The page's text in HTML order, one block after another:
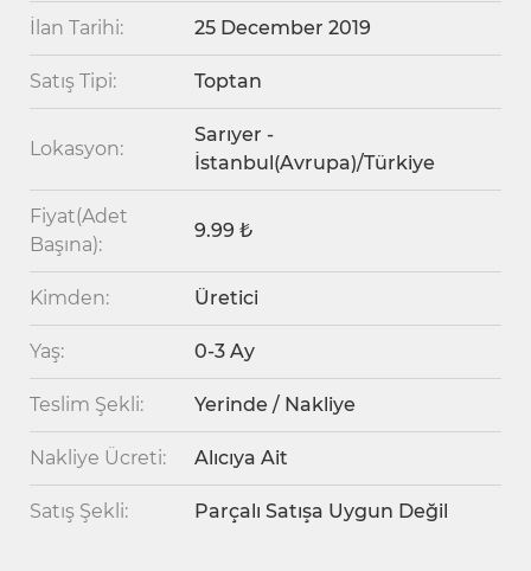
İlan Tarihi: 25 December 2019
Satış Tipi: Toptan
Lokasyon:
Sarıyer -
İstanbul(Avrupa)/Türkiye
Fiyat(Adet
Başına):
9.99 ₺
Kimden: Üretici
Yaş: 0-3 Ay
Teslim Şekli: Yerinde / Nakliye
Nakliye Ücreti: Alıcıya Ait
Satış Şekli: Parçalı Satışa Uygun Değil